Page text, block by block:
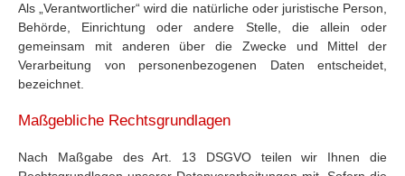
Als „Verantwortlicher“ wird die natürliche oder juristische Person,
Behörde, Einrichtung oder andere Stelle, die allein oder
gemeinsam mit anderen über die Zwecke und Mittel der
Verarbeitung von personenbezogenen Daten entscheidet,
bezeichnet.
Maßgebliche Rechtsgrundlagen
Nach Maßgabe des Art. 13 DSGVO teilen wir Ihnen die